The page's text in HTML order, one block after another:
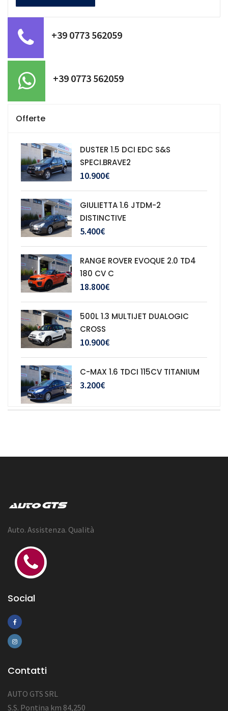
+39 0773 562059
+39 0773 562059
Offerte
DUSTER 1.5 DCI EDC S&S
SPECI.BRAVE2
10.900€
GIULIETTA 1.6 JTDM-2
DISTINCTIVE
5.400€
RANGE ROVER EVOQUE 2.0 TD4
180 CV C
18.800€
500L 1.3 MULTIJET DUALOGIC
CROSS
10.900€
C-MAX 1.6 TDCI 115CV TITANIUM
3.200€
Auto. Assistenza. Qualità
Social
Contatti
AUTO GTS SRL
S.S. Pontina km 84,250